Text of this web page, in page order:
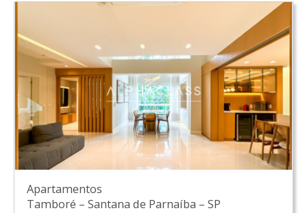
Apartamentos
Tamboré – Santana de Parnaíba – SP